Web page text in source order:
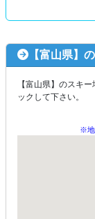
【富山県】
【富山県】のスキ
ックして下さい。
※地